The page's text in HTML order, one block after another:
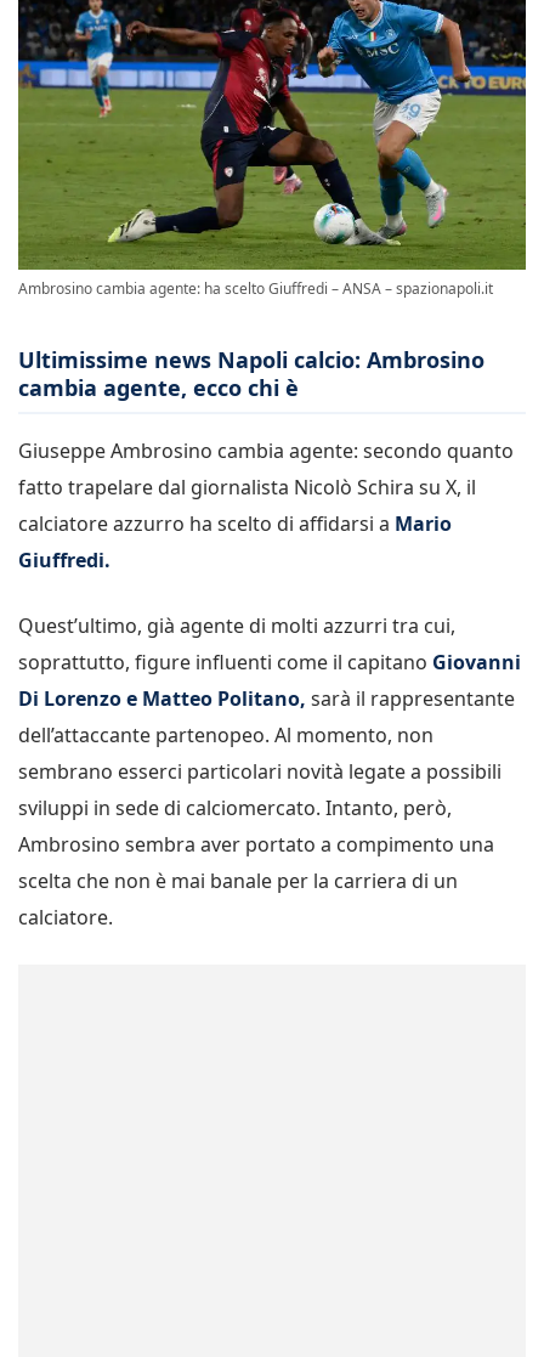
Ambrosino cambia agente: ha scelto Giuffredi – ANSA – spazionapoli.it
Ultimissime news Napoli calcio: Ambrosino
cambia agente, ecco chi è
Giuseppe Ambrosino cambia agente: secondo quanto
fatto trapelare dal giornalista Nicolò Schira su X, il
calciatore azzurro ha scelto di affidarsi a Mario
Giuffredi.
Quest’ultimo, già agente di molti azzurri tra cui,
soprattutto, figure influenti come il capitano Giovanni
Di Lorenzo e Matteo Politano, sarà il rappresentante
dell’attaccante partenopeo. Al momento, non
sembrano esserci particolari novità legate a possibili
sviluppi in sede di calciomercato. Intanto, però,
Ambrosino sembra aver portato a compimento una
scelta che non è mai banale per la carriera di un
calciatore.